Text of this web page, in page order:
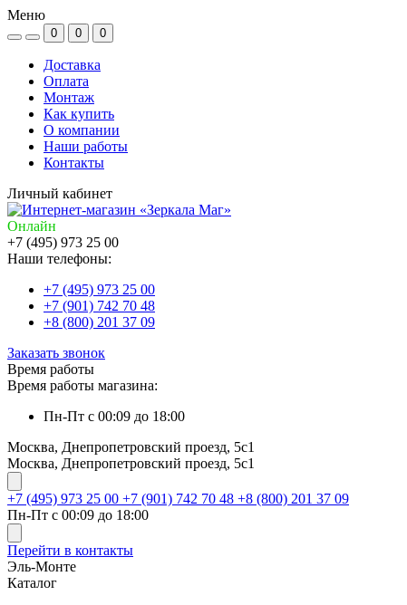
Меню
0 0 0
Доставка
Оплата
Монтаж
Как купить
О компании
Наши работы
Контакты
Личный кабинет
Онлайн
+7 (495) 973 25 00
Наши телефоны:
+7 (495) 973 25 00
+7 (901) 742 70 48
+8 (800) 201 37 09
Заказать звонок
Время работы
Время работы магазина:
Пн-Пт с 00:09 до 18:00
Москва, Днепропетровский проезд, 5с1
Москва, Днепропетровский проезд, 5с1
+7 (495) 973 25 00 +7 (901) 742 70 48 +8 (800) 201 37 09
Пн-Пт с 00:09 до 18:00
Перейти в контакты
Эль-Монте
Каталог